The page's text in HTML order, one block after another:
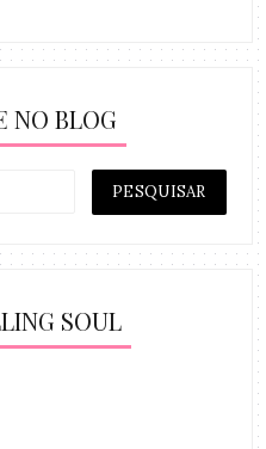
NO BLOG
SOUL